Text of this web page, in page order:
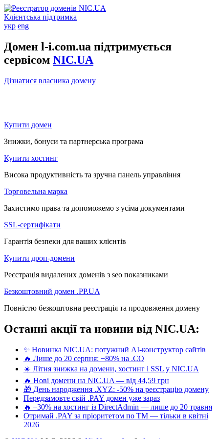
Клієнтська підтримка
укр eng
Домен l-i.com.ua підтримується
сервісом NIC.UA
Дізнатися власника домену
Купити домен
Знижки, бонуси та партнерська програма
Купити хостинг
Висока продуктивність та зручна панель управління
Торговельна марка
Захистимо права та допоможемо з усіма документами
SSL-сертифікати
Гарантія безпеки для ваших клієнтів
Купити дроп-домени
Реєстрація видалених доменів з seo показниками
Безкоштовний домен .PP.UA
Повністю безкоштовна реєстрація та продовження домену
Останні акції та новини від NIC.UA:
✨ Новинка NIC.UA: потужний AI-конструктор сайтів
🔥 Лише до 20 серпня: −80% на .CO
☀️ Літня знижка на домени, хостинг і SSL у NIC.UA
🔥 Нові домени на NIC.UA — від 44,59 грн
🎁 День народження .XYZ: -50% на реєстрацію домену
Передзамовте свій .PAY домен уже зараз
🔥 –30% на хостинг із DirectAdmin — лише до 20 травня
Отримай .PAY за пріоритетом по ТМ — тільки в квітні
2026